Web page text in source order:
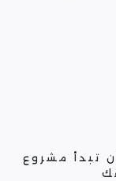
تبدأ مشروع